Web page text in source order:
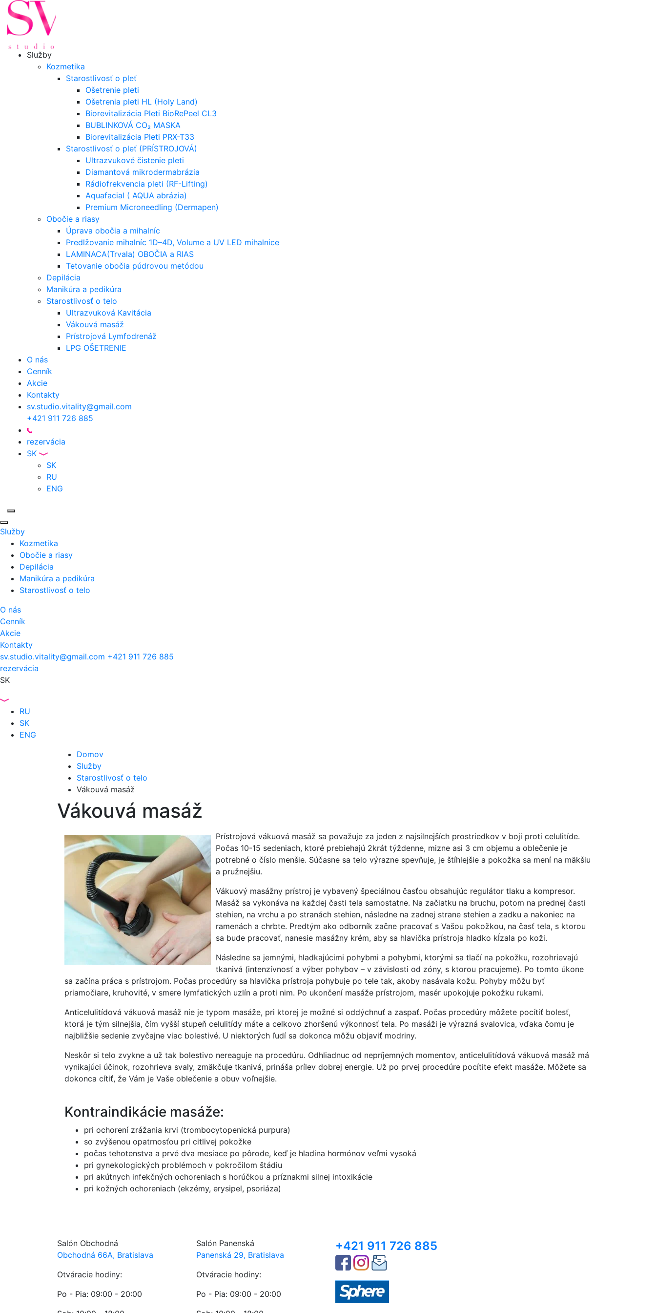
Služby
Kozmetika
Starostlivosť o pleť
Ošetrenie pleti
Ošetrenia pleti HL (Holy Land)
Biorevitalizácia Pleti BioRePeel CL3
BUBLINKOVÁ CO₂ MASKA
Biorevitalizácia Pleti PRX-T33
Starostlivosť o pleť (PRÍSTROJOVÁ)
Ultrazvukové čistenie pleti
Diamantová mikrodermabrázia
Rádiofrekvencia pleti (RF-Lifting)
Aquafacial ( AQUA abrázia)
Premium Microneedling (Dermapen)
Obočie a riasy
Úprava obočia a mihalníc
Predlžovanie mihalníc 1D–4D, Volume a UV LED mihalnice
LAMINACA(Trvala) OBOČIA a RIAS
Tetovanie obočia púdrovou metódou
Depilácia
Manikúra a pedikúra
Starostlivosť o telo
Ultrazvuková Kavitácia
Vákouvá masáž
Prístrojová Lymfodrenáž
LPG OŠETRENIE
O nás
Cenník
Akcie
Kontakty
sv.studio.vitality@gmail.com
+421 911 726 885
rezervácia
SK
SK
RU
ENG
Služby
Kozmetika
Obočie a riasy
Depilácia
Manikúra a pedikúra
Starostlivosť o telo
O nás
Cenník
Akcie
Kontakty
sv.studio.vitality@gmail.com +421 911 726 885
rezervácia
SK
RU
SK
ENG
Domov
Služby
Starostlivosť o telo
Vákouvá masáž
Vákouvá masáž
Prístrojová vákuová masáž sa považuje za jeden z najsilnejších prostriedkov v boji proti celulitíde.
Počas 10-15 sedeniach, ktoré prebiehajú 2krát týždenne, mizne asi 3 cm objemu a oblečenie je
potrebné o číslo menšie. Súčasne sa telo výrazne spevňuje, je štíhlejšie a pokožka sa mení na mäkšiu
a pružnejšiu.
Vákuový masážny prístroj je vybavený špeciálnou časťou obsahujúc regulátor tlaku a kompresor.
Masáž sa vykonáva na každej časti tela samostatne. Na začiatku na bruchu, potom na prednej časti
stehien, na vrchu a po stranách stehien, následne na zadnej strane stehien a zadku a nakoniec na
ramenách a chrbte. Predtým ako odborník začne pracovať s Vašou pokožkou, na časť tela, s ktorou
sa bude pracovať, nanesie masážny krém, aby sa hlavička prístroja hladko kĺzala po koži.
Následne sa jemnými, hladkajúcimi pohybmi a pohybmi, ktorými sa tlačí na pokožku, rozohrievajú
tkanivá (intenzívnosť a výber pohybov – v závislosti od zóny, s ktorou pracujeme). Po tomto úkone
sa začína práca s prístrojom. Počas procedúry sa hlavička prístroja pohybuje po tele tak, akoby nasávala kožu. Pohyby môžu byť
priamočiare, kruhovité, v smere lymfatických uzlín a proti nim. Po ukončení masáže prístrojom, masér upokojuje pokožku rukami.
Anticelulitídová vákuová masáž nie je typom masáže, pri ktorej je možné si oddýchnuť a zaspať. Počas procedúry môžete pocítiť bolesť,
ktorá je tým silnejšia, čím vyšší stupeň celulitídy máte a celkovo zhoršenú výkonnosť tela. Po masáži je výrazná svalovica, vďaka čomu je
najbližšie sedenie zvyčajne viac bolestivé. U niektorých ľudí sa dokonca môžu objaviť modriny.
Neskôr si telo zvykne a už tak bolestivo nereaguje na procedúru. Odhliadnuc od nepríjemných momentov, anticelulitídová vákuová masáž má
vynikajúci účinok, rozohrieva svaly, zmäkčuje tkanivá, prináša prílev dobrej energie. Už po prvej procedúre pocítite efekt masáže. Môžete sa
dokonca cítiť, že Vám je Vaše oblečenie a obuv voľnejšie.
Kontraindikácie masáže:
pri ochorení zrážania krvi (trombocytopenická purpura)
so zvýšenou opatrnosťou pri citlivej pokožke
počas tehotenstva a prvé dva mesiace po pôrode, keď je hladina hormónov veľmi vysoká
pri gynekologických problémoch v pokročilom štádiu
pri akútnych infekčných ochoreniach s horúčkou a príznakmi silnej intoxikácie
pri kožných ochoreniach (ekzémy, erysipel, psoriáza)
Salón Obchodná
Obchodná 66A, Bratislava
Otváracie hodiny:
Po - Pia: 09:00 - 20:00
Salón Panenská
Panenská 29, Bratislava
Otváracie hodiny:
Po - Pia: 09:00 - 20:00
+421 911 726 885